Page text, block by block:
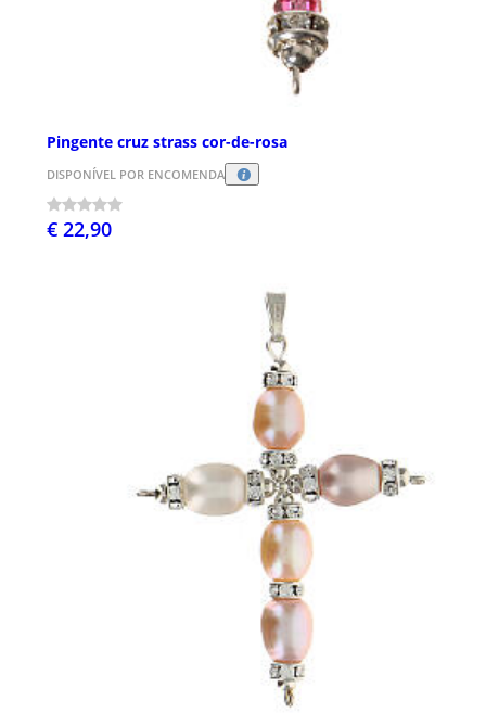
Pingente cruz strass cor-de-rosa
DISPONÍVEL POR ENCOMENDA
€ 22,90